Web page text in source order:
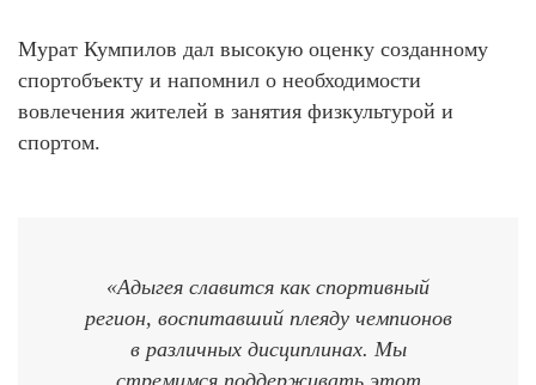
Мурат Кумпилов дал высокую оценку созданному
спортобъекту и напомнил о необходимости
вовлечения жителей в занятия физкультурой и
спортом.
«Адыгея славится как спортивный
регион, воспитавший плеяду чемпионов
в различных дисциплинах. Мы
стремимся поддерживать этот